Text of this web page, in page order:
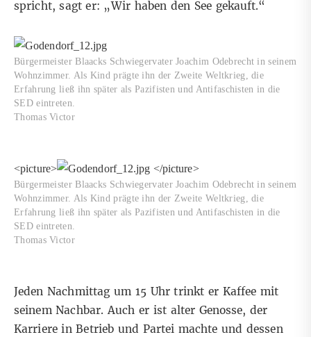
spricht, sagt er: „Wir haben den See gekauft.“
Bürgermeister Blaacks Schwiegervater Joachim Odebrecht in seinem
Wohnzimmer. Als Kind prägte ihn der Zweite Weltkrieg, die
Erfahrung ließ ihn später als Pazifisten und Antifaschisten in die
SED eintreten.
Thomas Victor
<picture> </picture>
Bürgermeister Blaacks Schwiegervater Joachim Odebrecht in seinem
Wohnzimmer. Als Kind prägte ihn der Zweite Weltkrieg, die
Erfahrung ließ ihn später als Pazifisten und Antifaschisten in die
SED eintreten.
Thomas Victor
Jeden Nachmittag um 15 Uhr trinkt er Kaffee mit
seinem Nachbar. Auch er ist alter Genosse, der
Karriere in Betrieb und Partei machte und dessen